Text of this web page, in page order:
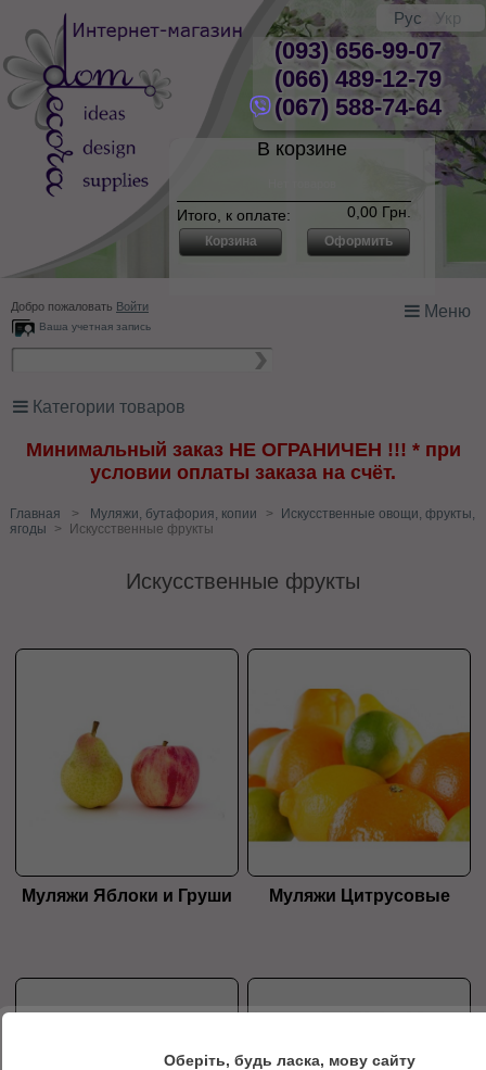
Рус Укр
(093) 656-99-07
(066) 489-12-79
(067) 588-74-64
В корзине
0,00 Грн.
Итого, к оплате:
Корзина Оформить
Добро пожаловать Войти
Ваша учетная запись
Меню
Категории товаров
Минимальный заказ НЕ ОГРАНИЧЕН !!! * при
условии оплаты заказа на счёт.
Главная > Муляжи, бутафория, копии >
Искусственные овощи, фрукты,
ягоды
> Искусственные фрукты
Искусственные фрукты
Муляжи Яблоки и Груши Муляжи Цитрусовые
Оберіть, будь ласка, мову сайту